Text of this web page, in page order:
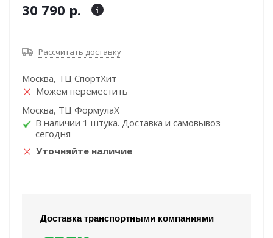
30 790 р.
Рассчитать доставку
Москва, ТЦ СпортХит
Можем переместить
Москва, ТЦ ФормулаХ
В наличии 1 штука. Доставка и самовывоз
сегодня
Уточняйте наличие
Доставка транспортными компаниями